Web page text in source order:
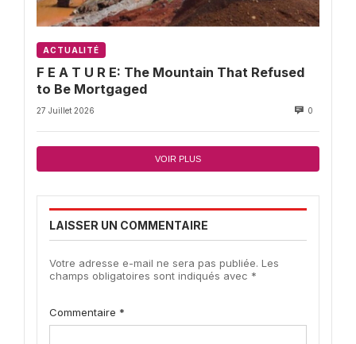
ACTUALITÉ
F E A T U R E: The Mountain That Refused
to Be Mortgaged
27 Juillet 2026 0
VOIR PLUS
LAISSER UN COMMENTAIRE
Votre adresse e-mail ne sera pas publiée. Les
champs obligatoires sont indiqués avec *
Commentaire *